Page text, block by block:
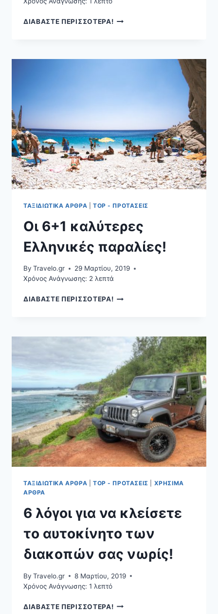
ΔΙΑΒΑΣΤΕ ΠΕΡΙΣΣΟΤΕΡΑ!ΜΙΑ
ΤΗΝ
ΤΑΞΙΔΙΩΤΙΚΆ ΆΡΘΡΑ TOP - ΠΡΟΤΆΣΕΙΣ
Οι 6+1 καλύτερες
Ελληνικές παραλίες!
By Travelo.gr
29 Μαρτίου, 2019
Χρόνος Ανάγνωσης: 2 λεπτά
ΔΙΑΒΑΣΤΕ ΠΕΡΙΣΣΟΤΕΡΑ!ΟΙ
ΠΑΡΑΛΊΕΣ!
ΤΑΞΙΔΙΩΤΙΚΆ ΆΡΘΡΑ TOP - ΠΡΟΤΆΣΕΙΣ
ΧΡΉΣΙΜΑ
ΆΡΘΡΑ
6 λόγοι για να κλείσετε
το αυτοκίνητο των
διακοπών σας νωρίς!
By Travelo.gr
8 Μαρτίου, 2019
Χρόνος Ανάγνωσης: 1 λεπτό
ΔΙΑΒΑΣΤΕ ΠΕΡΙΣΣΟΤΕΡΑ!6